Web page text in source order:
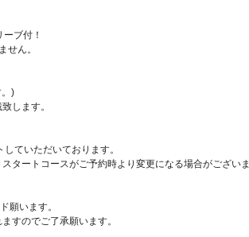
ブ付！
せん。
)
します。
ていただいております。
タートコースがご予約時より変更になる場合がございま
願います。
すのでご了承願います。